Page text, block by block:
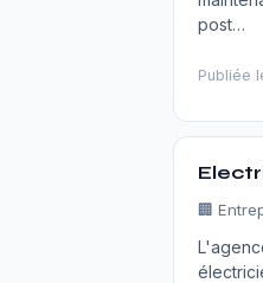
post…
Publiée
🏢